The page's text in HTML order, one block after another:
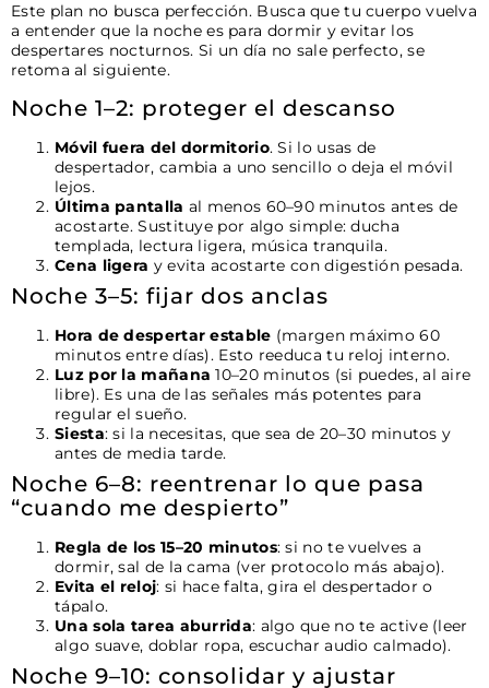
Este plan no busca perfección. Busca que tu cuerpo vuelva
a entender que la noche es para dormir y evitar los
despertares nocturnos. Si un día no sale perfecto, se
retoma al siguiente.
Noche 1–2: proteger el descanso
Móvil fuera del dormitorio. Si lo usas de
despertador, cambia a uno sencillo o deja el móvil
lejos.
Última pantalla al menos 60–90 minutos antes de
acostarte. Sustituye por algo simple: ducha
templada, lectura ligera, música tranquila.
Cena ligera y evita acostarte con digestión pesada.
Noche 3–5: fijar dos anclas
Hora de despertar estable (margen máximo 60
minutos entre días). Esto reeduca tu reloj interno.
Luz por la mañana 10–20 minutos (si puedes, al aire
libre). Es una de las señales más potentes para
regular el sueño.
Siesta: si la necesitas, que sea de 20–30 minutos y
antes de media tarde.
Noche 6–8: reentrenar lo que pasa
“cuando me despierto”
Regla de los 15–20 minutos: si no te vuelves a
dormir, sal de la cama (ver protocolo más abajo).
Evita el reloj: si hace falta, gira el despertador o
tápalo.
Una sola tarea aburrida: algo que no te active (leer
algo suave, doblar ropa, escuchar audio calmado).
Noche 9–10: consolidar y ajustar